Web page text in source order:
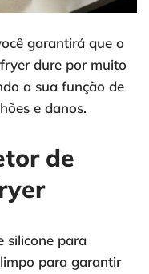
garantirá que o
dure por muito
a sua função de
e danos.
de
silicone para
para garantir